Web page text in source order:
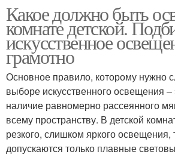
Какое должно быть
комнате детской.
искусственное
грамотно
Основное правило, которому нужно
выборе искусственного освещения –
наличие равномерно рассеянного
всему пространству. В детской
резкого, слишком яркого освещения,
допускаются только плавные